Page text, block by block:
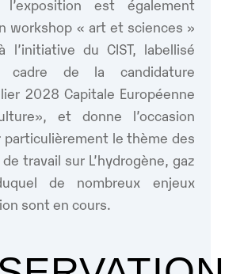
l’exposition est également
workshop « art et sciences »
l’initiative du CIST, labellisé
cadre de la candidature
2028 Capitale Européenne
et donne l’occasion
particulièrement le thème des
travail sur L’hydrogène, gaz
de nombreux enjeux
sont en cours.